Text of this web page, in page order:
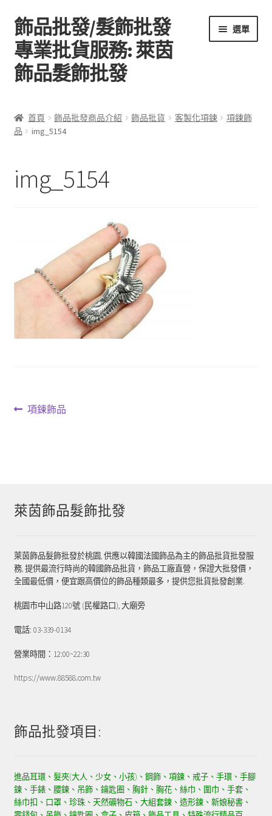
跳
至
導
覽
列
跳
至
主
要
內
飾品批發/髮飾批發
專業批貨服務: 萊茵
飾品髮飾批發
選單
關於萊茵飾品批發
聯絡飾品批發
首頁 飾品批發商品介紹 飾品批貨 客製化項鍊
項鍊飾
品
img_5154
img_5154
文上
項鍊飾品
萊茵飾品髮飾批發
萊茵飾品髮飾批發於桃園, 供應以韓國法國飾品為主的飾品批貨批發服
務, 提供最流行時尚的韓國飾品批貨，飾品工廠直營，保證大批發價，
全國最低價，便宜跟高價位的飾品種類最多，提供您批貨批發創業.
桃園市中山路120號 (民權路口), 大廟旁
電話: 03-339-0134
營業時間：12:00~22:30
https://www.88588.com.tw
飾品批發項目:
進品耳環、髮夾(大人、少女、小孩)、鋼飾、項鍊、戒子、手環、手腳
鍊、手錶、腰鍊、吊飾、鑰匙圈、胸針、胸花、絲巾、圍巾、手套、
絲巾扣、口罩、珍珠、天然礦物石、大組套鍊、造形鍊、新娘秘書、